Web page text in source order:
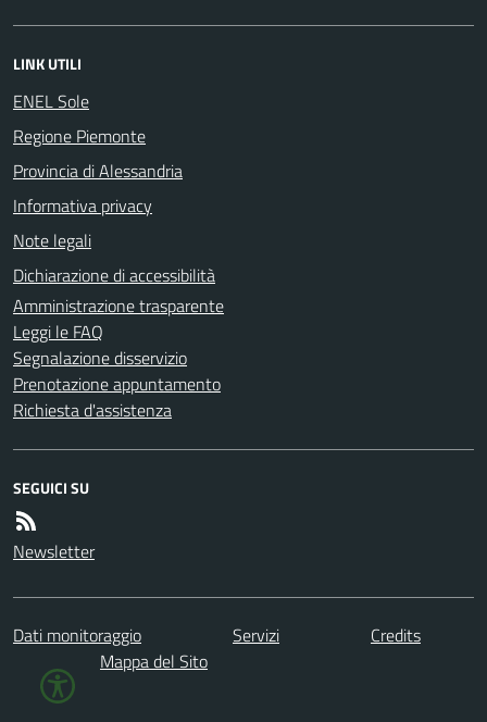
LINK UTILI
ENEL Sole
Regione Piemonte
Provincia di Alessandria
Informativa privacy
Note legali
Dichiarazione di accessibilità
Amministrazione trasparente
Leggi le FAQ
Segnalazione disservizio
Prenotazione appuntamento
Richiesta d'assistenza
SEGUICI SU
Newsletter
Dati monitoraggio Servizi
Credits
Mappa del Sito